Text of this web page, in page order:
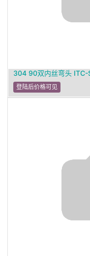
304 90双内丝弯头
登陆后价格可见